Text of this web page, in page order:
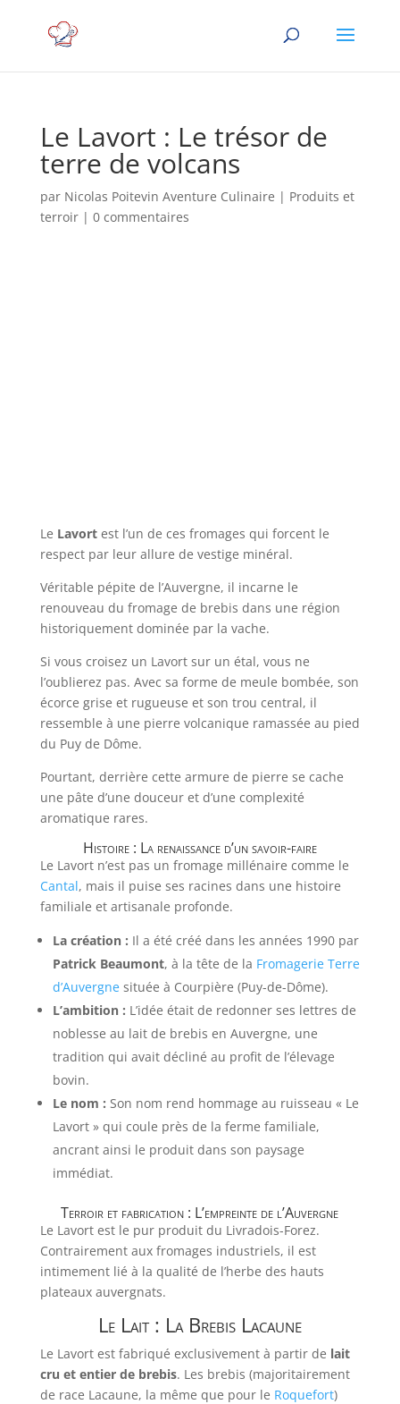
Le Lavort : Le trésor de
terre de volcans
par Nicolas Poitevin Aventure Culinaire | Produits et
terroir| 0 commentaires
Le Lavortest l’un de ces fromages qui forcent le
respect par leur allure de vestige minéral.
Véritable pépite de l’Auvergne, il incarne le
renouveau du fromage de brebis dans une région
historiquement dominée par la vache.
Si vous croisez un Lavort sur un étal, vous ne
l’oublierez pas. Avec sa forme de meule bombée, son
écorce grise et rugueuse et son trou central, il
ressemble à une pierre volcanique ramassée au pied
du Puy de Dôme.
Pourtant, derrière cette armure de pierre se cache
une pâte d’une douceur et d’une complexité
aromatique rares.
Histoire : La renaissance d’un savoir-faire
Le Lavort n’est pas un fromage millénaire comme le
Cantal, mais il puise ses racines dans une histoire
familiale et artisanale profonde.
La création : Il a été créé dans les années 1990 par
Patrick Beaumont, à la tête de la Fromagerie Terre
d’Auvergnesituée à Courpière (Puy-de-Dôme).
L’ambition : L’idée était de redonner ses lettres de
noblesse au lait de brebis en Auvergne, une
tradition qui avait décliné au profit de l’élevage
bovin.
Le nom : Son nom rend hommage au ruisseau « Le
Lavort » qui coule près de la ferme familiale,
ancrant ainsi le produit dans son paysage
immédiat.
Terroir et fabrication : L’empreinte de l’Auvergne
Le Lavort est le pur produit du Livradois-Forez.
Contrairement aux fromages industriels, il est
intimement lié à la qualité de l’herbe des hauts
plateaux auvergnats.
Le Lait : La Brebis Lacaune
Le Lavort est fabriqué exclusivement à partir de lait
cru et entier de brebis. Les brebis (majoritairement
de race Lacaune, la même que pour le Roquefort)